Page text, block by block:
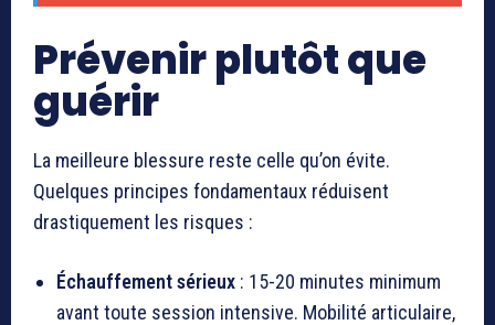
Prévenir plutôt que
guérir
La meilleure blessure reste celle qu’on évite.
Quelques principes fondamentaux réduisent
drastiquement les risques :
Échauffement sérieux : 15-20 minutes minimum
avant toute session intensive. Mobilité articulaire,